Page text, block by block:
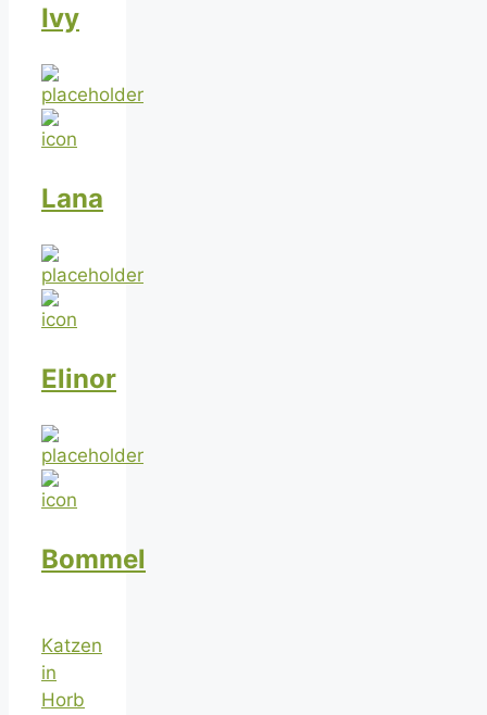
Ivy
Lana
Elinor
Bommel
Katzen
in
Horb